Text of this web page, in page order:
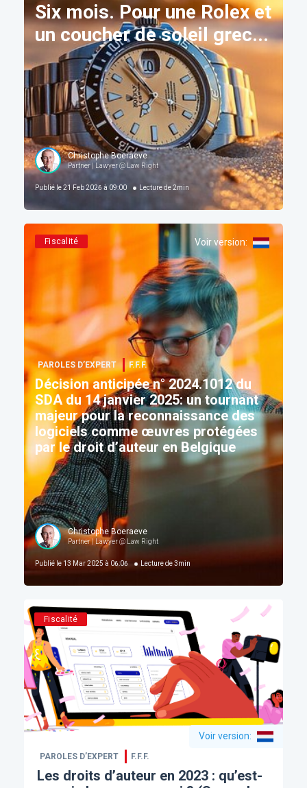
Six mois. Pour une Rolex et
un coucher de soleil grec...
Christophe Boeraeve
Partner | Lawyer @ Law Right
Publié le21 Feb 2026 à 09:00 Lecture de 2min
Fiscalité Voir version:
PAROLES D’EXPERT F.F.F.
Décision anticipée n° 2024.1012 du
SDA du 14 janvier 2025: un tournant
majeur pour la reconnaissance des
logiciels comme œuvres protégées
par le droit d’auteur en Belgique
Christophe Boeraeve
Partner | Lawyer @ Law Right
Publié le 13 Mar 2025 à 06:06 Lecture de 3min
Fiscalité
Voir version:
PAROLES D’EXPERT F.F.F.
Les droits d’auteur en 2023 : qu’est-